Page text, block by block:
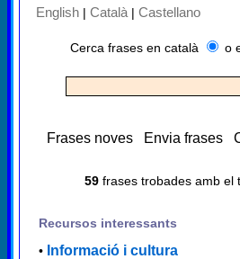
English | Català | Castellano
Cerca frases en català o
Frases noves Envia frases
59frases trobades amb el
Recursos interessants
• Informació i cultura